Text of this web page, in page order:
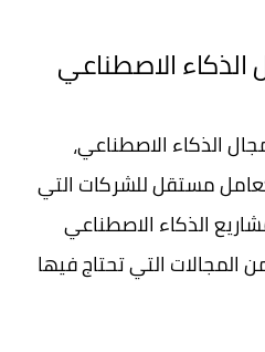
الاصطناعي
الذكاء الاصطناعي،
مستقل للشركات التي
الذكاء الاصطناعي
المجالات التي تحتاج فيها